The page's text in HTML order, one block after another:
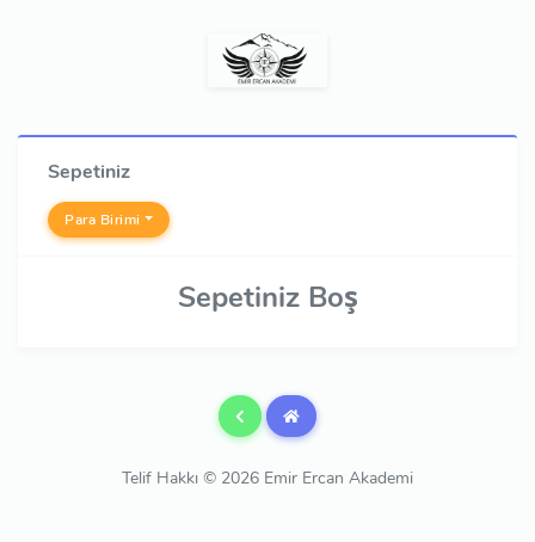
Sepetiniz
Para Birimi
Sepetiniz Boş
Telif Hakkı © 2026 Emir Ercan Akademi